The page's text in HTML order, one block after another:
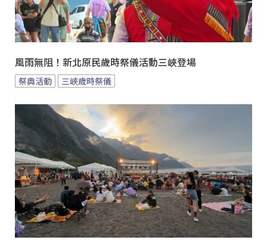
風雨無阻！新北原民歲時祭儀活動三峽登場
祭典活動 三峽歲時祭儀